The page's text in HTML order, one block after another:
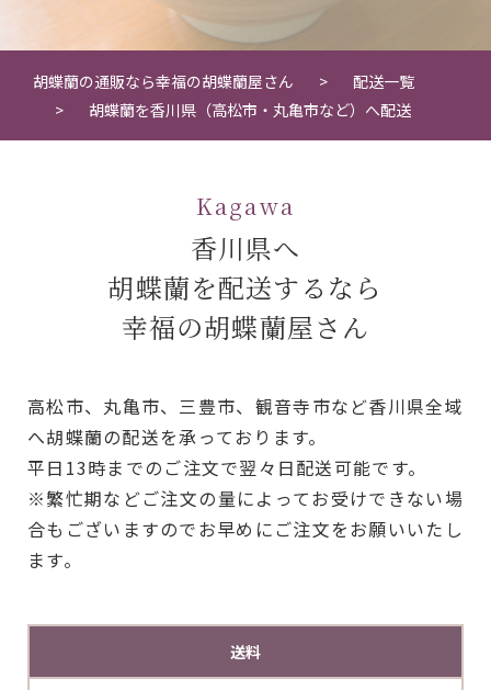
胡蝶蘭の通販なら幸福の胡蝶蘭屋さん
配送一覧
胡蝶蘭を香川県（高松市・丸亀市など）へ配送
Kagawa
香川県へ
胡蝶蘭を配送するなら
幸福の胡蝶蘭屋さん
高松市、丸亀市、三豊市、観音寺市など香川県全域
へ胡蝶蘭の配送を承っております。
平日13時までのご注文で翌々日配送可能です。
※繁忙期などご注文の量によってお受けできない場
合もございますのでお早めにご注文をお願いいたし
ます。
送料